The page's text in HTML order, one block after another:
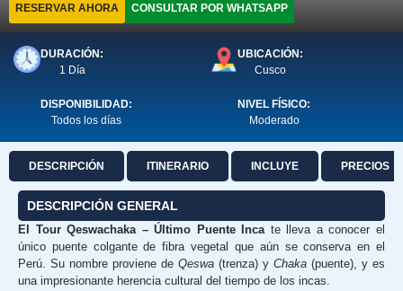
RESERVAR AHORA CONSULTAR POR WHATSAPP
DURACIÓN:
1 Día
UBICACIÓN:
Cusco
DISPONIBILIDAD:
Todos los días
NIVEL FÍSICO:
Moderado
DESCRIPCIÓN ITINERARIO INCLUYE PRECIOS
DESCRIPCIÓN GENERAL
El Tour Qeswachaka – Último Puente Inca te lleva a conocer el
único puente colgante de fibra vegetal que aún se conserva en el
Perú. Su nombre proviene de Qeswa (trenza) y Chaka (puente), y es
una impresionante herencia cultural del tiempo de los incas.